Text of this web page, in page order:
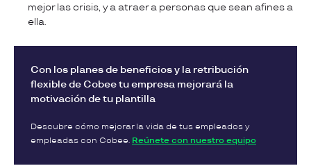
mejor las crisis, y a atraer a personas que sean afines a
ella.
Con los planes de beneficios y la retribución
flexible de Cobee tu empresa mejorará la
motivación de tu plantilla
Descubre cómo mejorar la vida de tus empleados y
empleadas con Cobee. Reúnete con nuestro equipo